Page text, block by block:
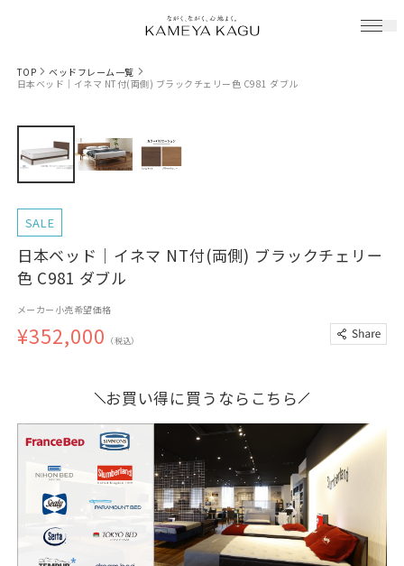
TOP
ベッドフレーム一覧
日本ベッド｜イネマ NT付(両側) ブラックチェリー色 C981 ダブル
SALE
日本ベッド｜イネマ NT付(両側) ブラックチェリー
色 C981 ダブル
メーカー小売希望価格
¥352,000 （税込）
お買い得に買うならこちら